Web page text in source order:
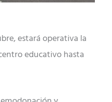
estará operativa la
educativo hasta